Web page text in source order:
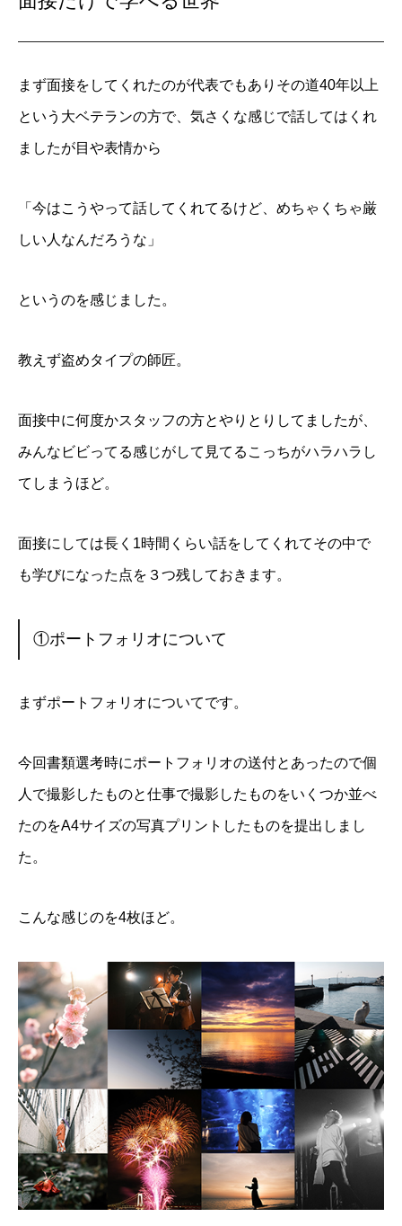
まず面接をしてくれたのが代表でもありその道40年以上
という大ベテランの方で、気さくな感じで話してはくれ
ましたが目や表情から
「今はこうやって話してくれてるけど、めちゃくちゃ厳
しい人なんだろうな」
というのを感じました。
教えず盗めタイプの師匠。
面接中に何度かスタッフの方とやりとりしてましたが、
みんなビビってる感じがして見てるこっちがハラハラし
てしまうほど。
面接にしては長く1時間くらい話をしてくれてその中で
も学びになった点を３つ残しておきます。
①ポートフォリオについて
まずポートフォリオについてです。
今回書類選考時にポートフォリオの送付とあったので個
人で撮影したものと仕事で撮影したものをいくつか並べ
たのをA4サイズの写真プリントしたものを提出しまし
た。
こんな感じのを4枚ほど。